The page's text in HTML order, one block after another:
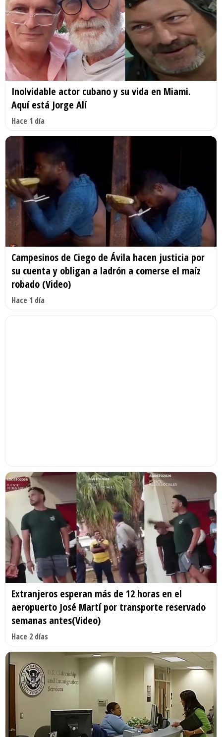
Inolvidable actor cubano y su vida en Miami.
Aquí está Jorge Alí
Hace 1 día
Campesinos de Ciego de Ávila hacen justicia por
su cuenta y obligan a ladrón a comerse el maíz
robado (Video)
Hace 1 día
Extranjeros esperan más de 12 horas en el
aeropuerto José Martí por transporte reservado
semanas antes(Video)
Hace 2 días